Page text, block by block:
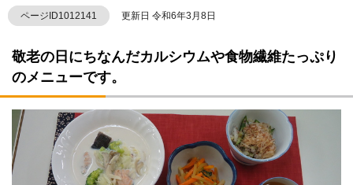
ページID1012141 更新日 令和6年3月8日
敬老の日にちなんだカルシウムや食物繊維たっぷり
のメニューです。